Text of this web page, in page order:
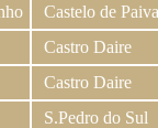
Castelo de Paiva
Castro Daire
Castro Daire
S.Pedro do Sul